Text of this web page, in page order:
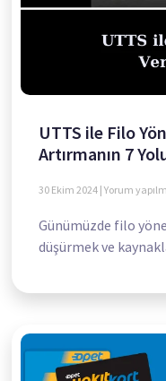
UTTS ile Filo
Artırmanın 7
30 Ekim 2024 Yorum
Günümüzde filo
düşürmek ve